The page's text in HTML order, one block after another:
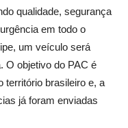
qualidade, segurança
em todo o
um veículo será
O objetivo do PAC é
território brasileiro e, a
já foram enviadas